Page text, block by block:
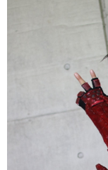
ニコニコQ